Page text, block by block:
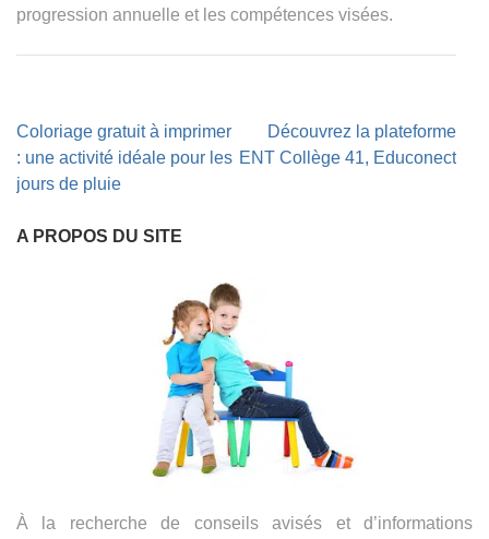
progression annuelle et les compétences visées.
Navigation
de
l’article
Coloriage gratuit à imprimer
: une activité idéale pour les
jours de pluie
Découvrez la plateforme
ENT Collège 41, Educonect
A PROPOS DU SITE
À la recherche de conseils avisés et d’informations